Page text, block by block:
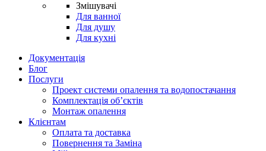
Змішувачі
Для ванної
Для душу
Для кухні
Документація
Блог
Послуги
Проект системи опалення та водопостачання
Комплектація об’єктів
Монтаж опалення
Клієнтам
Оплата та доставка
Повернення та Заміна